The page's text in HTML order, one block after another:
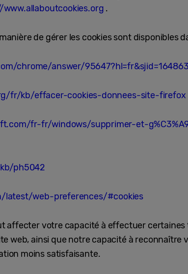
.
de gérer les cookies sont disponibles
chrome/answer/
fr/kb/effacer-cookies-donnees-site-firefox
fr-fr/windows/supprimer-et-
ph5042
latest/web-preferences/#cookies
affecter votre capacité à effectuer
web, ainsi que notre capacité à reconnaître
moins satisfaisante.